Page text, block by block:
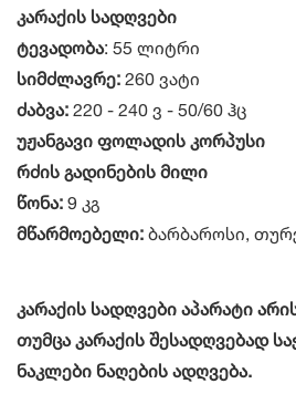
კარაქის სადღვები
ტევადობა: 55 ლიტრი
სიმძლავრე: 260 ვატი
ძაბვა: 220 - 240 ვ - 50/60 ჰც
უჟანგავი ფოლადის კორპუსი
რძის გადინების მილი
წონა: 9 კგ
მწარმოებელი: ბარბაროსი,
კარაქის სადღვები აპარატი
თუმცა კარაქის შესადღვებად
ნაკლები ნაღების ადღვება.